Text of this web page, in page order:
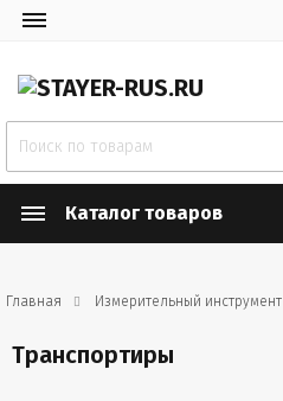
Каталог товаров
Главная Измерительный инструмент
Транспортиры